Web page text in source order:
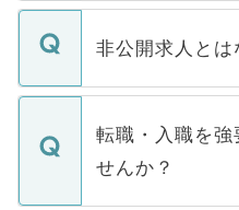
ご登録いただき
登録内容を確認
ます。通常、5営
いただきますの
非公開求人とは
マイナビ
うち約3割は、
けない「非公開
下記の理由によ
転職・入職を強
せんか？